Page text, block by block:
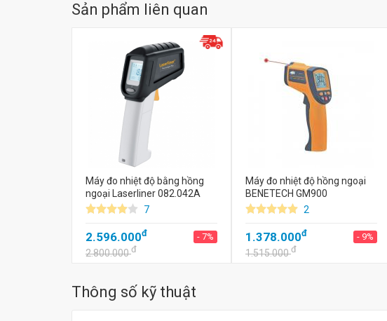
Sản phẩm liên quan
Máy đo nhiệt độ bằng hồng
ngoại Laserliner 082.042A
7
2.596.000đ - 7%
2.800.000đ
Máy đo nhiệt độ hồng ngoại
BENETECH GM900
2
1.378.000đ - 9%
1.515.000đ
Thông số kỹ thuật